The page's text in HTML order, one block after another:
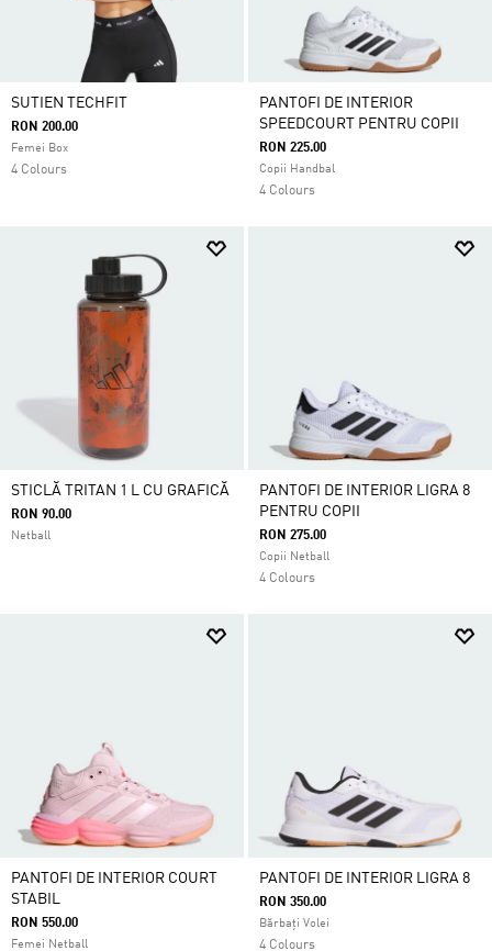
SUTIEN TECHFIT
RON 200.00
Femei Box
4 Colours
PANTOFI DE INTERIOR
SPEEDCOURT PENTRU COPII
RON 225.00
Copii Handbal
4 Colours
STICLĂ TRITAN 1 L CU GRAFICĂ
RON 90.00
Netball
PANTOFI DE INTERIOR LIGRA 8
PENTRU COPII
RON 275.00
Copii Netball
4 Colours
PANTOFI DE INTERIOR COURT
STABIL
RON 550.00
Femei Netball
PANTOFI DE INTERIOR LIGRA 8
RON 350.00
Bărbați Volei
4 Colours